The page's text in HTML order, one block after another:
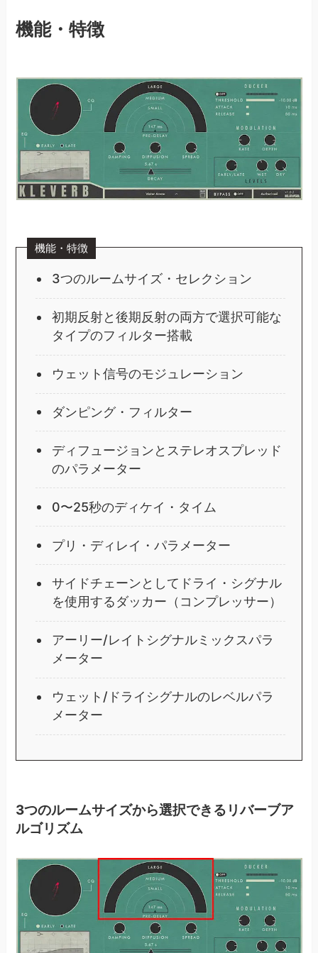
機能・特徴
機能・特徴
3つのルームサイズ・セレクション
初期反射と後期反射の両方で選択可能な
タイプのフィルター搭載
ウェット信号のモジュレーション
ダンピング・フィルター
ディフュージョンとステレオスプレッド
のパラメーター
0〜25秒のディケイ・タイム
プリ・ディレイ・パラメーター
サイドチェーンとしてドライ・シグナル
を使用するダッカー（コンプレッサー）
アーリー/レイトシグナルミックスパラ
メーター
ウェット/ドライシグナルのレベルパラ
メーター
3つのルームサイズから選択できるリバーブア
ルゴリズム